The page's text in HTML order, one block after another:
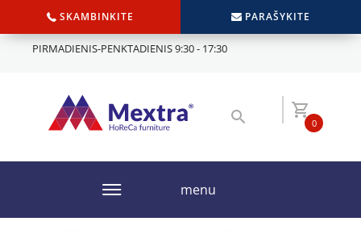
SKAMBINKITE PARAŠYKITE
PIRMADIENIS-PENKTADIENIS 9:30 - 17:30
0
menu